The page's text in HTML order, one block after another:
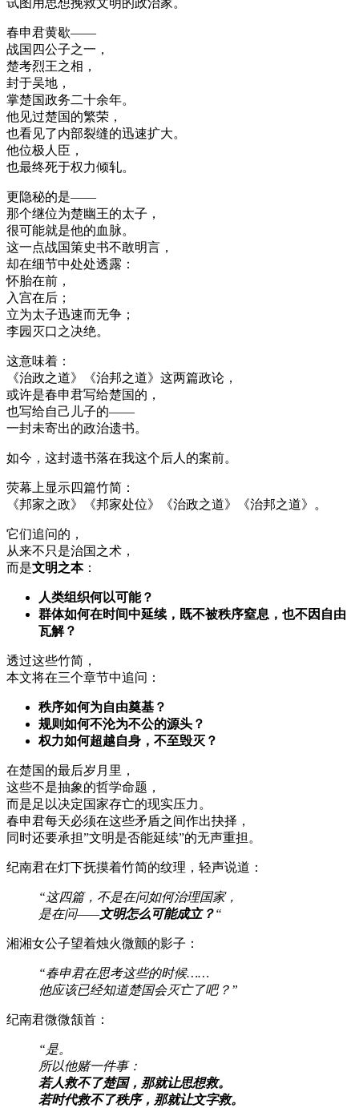
春申君黄歇——
战国四公子之一，
楚考烈王之相，
封于吴地，
掌楚国政务二十余年。
他见过楚国的繁荣，
也看见了内部裂缝的迅速扩大。
他位极人臣，
也最终死于权力倾轧。
更隐秘的是——
那个继位为楚幽王的太子，
很可能就是他的血脉。
这一点战国策史书不敢明言，
却在细节中处处透露：
怀胎在前，
入宫在后；
立为太子迅速而无争；
李园灭口之决绝。
这意味着：
《治政之道》《治邦之道》这两篇政论，
或许是春申君写给楚国的，
也写给自己儿子的——
一封未寄出的政治遗书。
如今，这封遗书落在我这个后人的案前。
荧幕上显示四篇竹简：
《邦家之政》《邦家处位》《治政之道》《治邦之道》。
它们追问的，
从来不只是治国之术，
而是文明之本：
人类组织何以可能？
群体如何在时间中延续， 既不被秩序窒息， 也不因自由
瓦解？
透过这些竹简，
本文将在三个章节中追问：
秩序如何为自由奠基？
规则如何不沦为不公的源头？
权力如何超越自身，不至毁灭？
在楚国的最后岁月里，
这些不是抽象的哲学命题，
而是足以决定国家存亡的现实压力。
春申君每天必须在这些矛盾之间作出抉择，
同时还要承担”文明是否能延续”的无声重担。
纪南君在灯下抚摸着竹简的纹理，轻声说道：
“这四篇，不是在问如何治理国家，
是在问——文明怎么可能成立？“
湘湘女公子望着烛火微颤的影子：
“春申君在思考这些的时候……
他应该已经知道楚国会灭亡了吧？”
纪南君微微颔首：
“是。
所以他赌一件事：
若人救不了楚国，那就让思想救。
若时代救不了秩序，那就让文字救。